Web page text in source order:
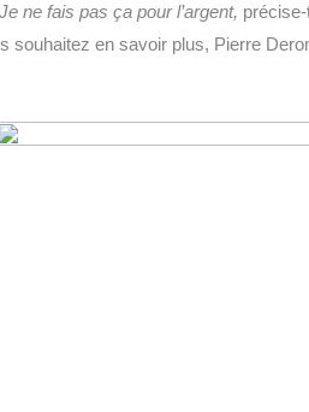
Je ne fais pas ça pour l’argent, pré­cise-
sou­hai­tez en savoir plus, Pierre